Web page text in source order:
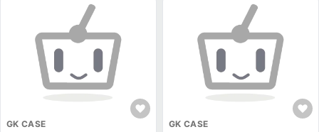
GK CASE GK CASE